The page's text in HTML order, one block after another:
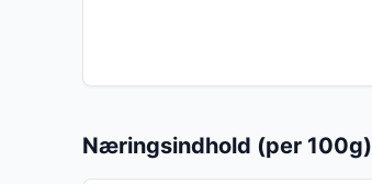
Næringsindhold (per 100g)